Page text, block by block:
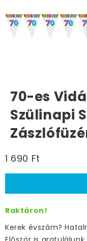
70-es
Szülinapi
1 690 Ft
Raktáron!
Kerek évszám?